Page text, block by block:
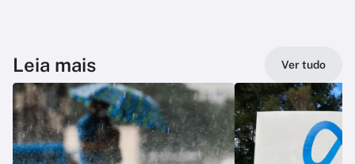
Leia mais Ver tudo